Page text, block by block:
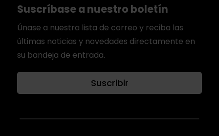
Suscríbase a nuestro boletín
Únase a nuestra lista de correo y reciba las
últimas noticias y novedades directamente en
su bandeja de entrada.
Suscribir